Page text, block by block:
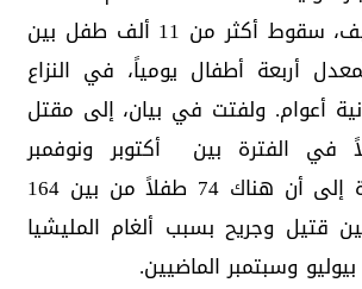
للطفولة، يونيسيف، سقوط أكثر من 11 ‎ألف طفل بين
أربعة أطفال يومياً، في النزاع
أعوام. ولفتت في بيان، إلى مقتل
62 طفلاً في الفترة بين أكتوبر ونوفمبر
الماضيين، مشيرة إلى أن هناك 74 طفلاً من بين 164
قتيل وجريح بسبب ألغام المليشيا
بيوليو وسبتمبر الماضيين.